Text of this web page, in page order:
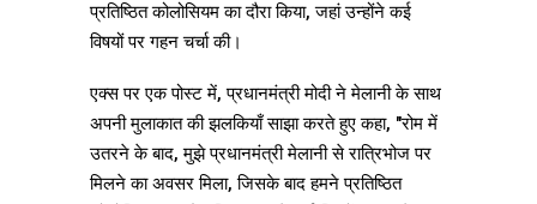
प्रतिष्ठित कोलोसियम का दौरा किया, जहां उन्होंने कई
विषयों पर गहन चर्चा की।
एक्स पर एक पोस्ट में, प्रधानमंत्री मोदी ने मेलानी के साथ
अपनी मुलाकात की झलकियाँ साझा करते हुए कहा, "रोम में
उतरने के बाद, मुझे प्रधानमंत्री मेलानी से रात्रिभोज पर
मिलने का अवसर मिला, जिसके बाद हमने प्रतिष्ठित